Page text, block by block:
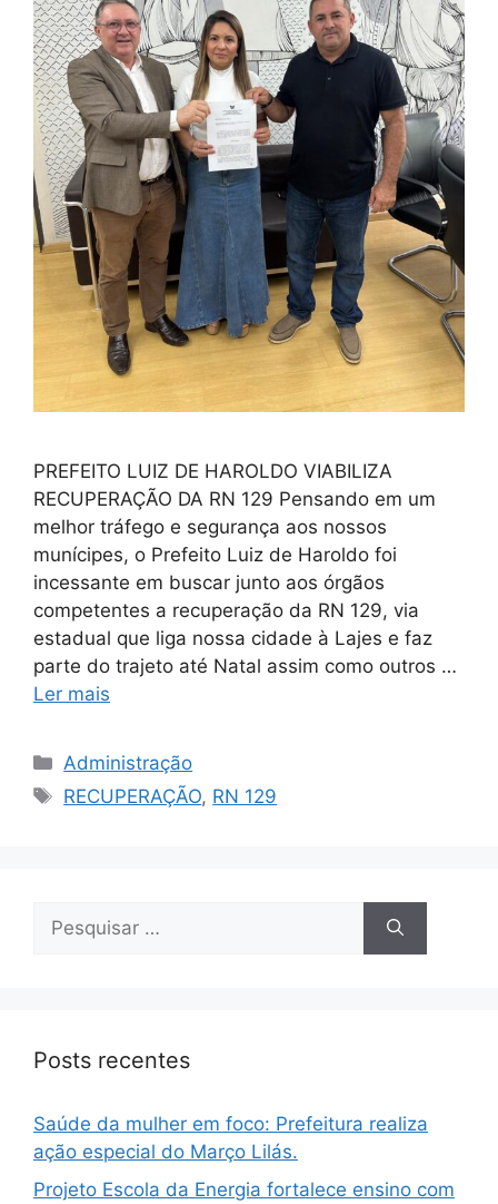
PREFEITO LUIZ DE HAROLDO VIABILIZA
RECUPERAÇÃO DA RN 129 Pensando em um
melhor tráfego e segurança aos nossos
munícipes, o Prefeito Luiz de Haroldo foi
incessante em buscar junto aos órgãos
competentes a recuperação da RN 129, via
estadual que liga nossa cidade à Lajes e faz
parte do trajeto até Natal assim como outros …
Ler mais
Administração
RECUPERAÇÃO, RN 129
Posts recentes
Saúde da mulher em foco: Prefeitura realiza
ação especial do Março Lilás.
Projeto Escola da Energia fortalece ensino com